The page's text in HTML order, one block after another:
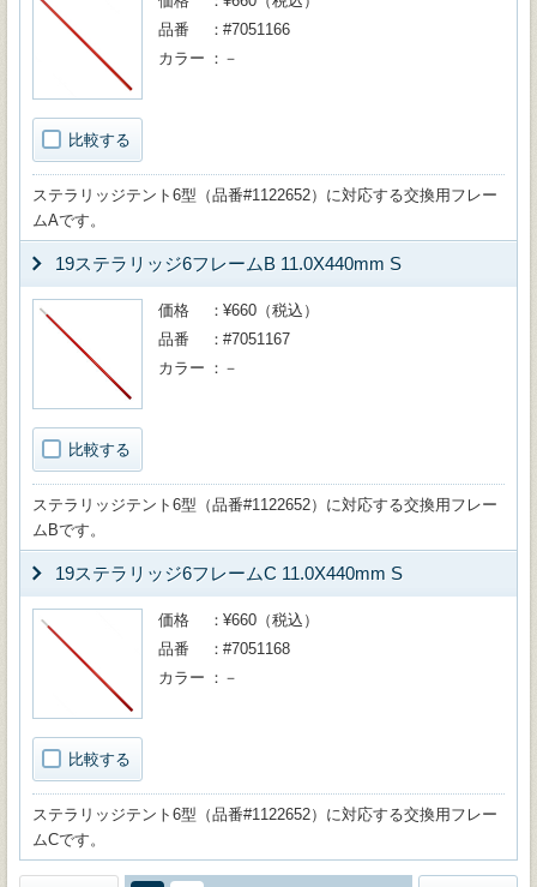
比較する
品番
#7051166
カラー
－
ステラリッジテント6型（品番#1122652）に対応する交換用フレー
ムAです。
19ステラリッジ6フレームB 11.0X440mm S
比較する
価格
¥660（税込）
品番
#7051167
カラー
－
ステラリッジテント6型（品番#1122652）に対応する交換用フレー
ムBです。
19ステラリッジ6フレームC 11.0X440mm S
比較する
価格
¥660（税込）
品番
#7051168
カラー
－
ステラリッジテント6型（品番#1122652）に対応する交換用フレー
ムCです。